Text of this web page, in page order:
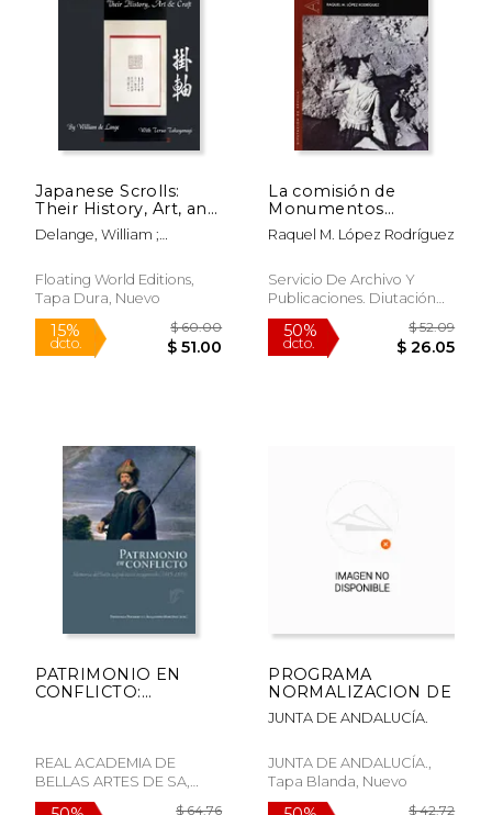
12%
dcto.
$ 37.79
$ 33.34
50%
dcto.
$
$
Japanese Scrolls:
Their History, Art, and
Craft (en Inglés)
Delange, William ;
Floating World Editions,
Tapa Dura, Nuevo
La comisión de
Monumentos
HIstóricos y Artísticos
de la provincia de
Raquel M. López Rodríguez
Servicio De Archivo Y
Publicaciones. Diutación
De Sevilla, Tapa Blanda,
Nuevo
PATRIMONIO EN
CONFLICTO:
RECUPERADO (1815-
18
REAL ACADEMIA DE
BELLAS ARTES DE SA,
Tapa Blanda, Nuevo
PROGRAMA
NORMALIZACION DE
JUNTA DE ANDALUCÍA.
JUNTA DE ANDALUCÍA.,
Tapa Blanda, Nuevo